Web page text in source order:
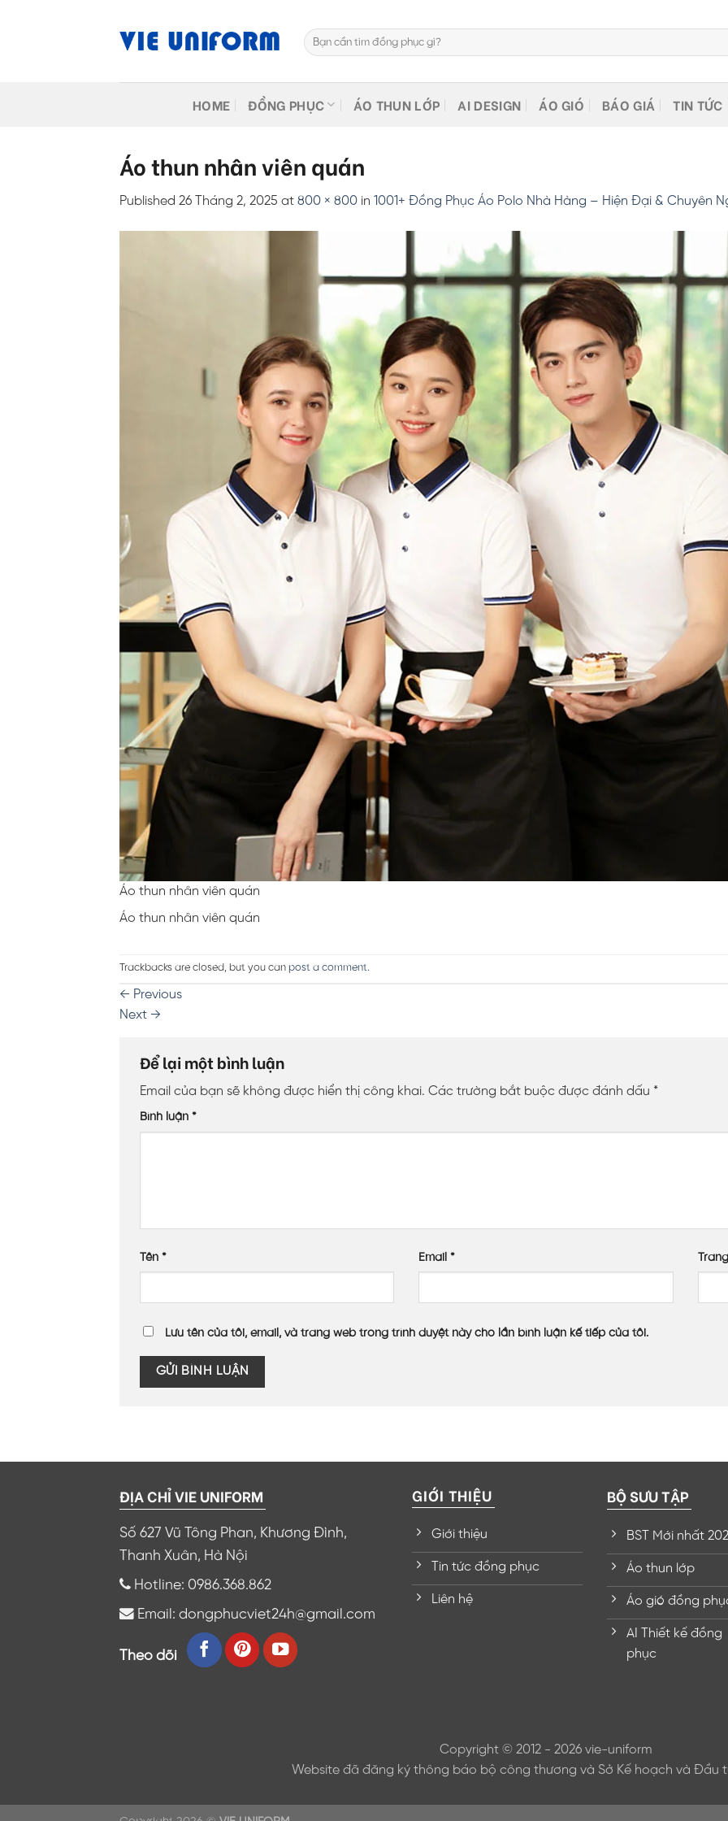
Tìm
kiếm:
HOME ĐỒNG PHỤC ÁO THUN LỚP AI DESIGN ÁO GIÓ BÁO GIÁ TIN TỨC
Áo thun nhân viên quán
Published 26 Tháng 2, 2025 at 800 × 800 in 1001+ Đồng Phục Áo Polo Nhà Hàng – Hiện Đại & Chuyên
Áo thun nhân viên quán
Áo thun nhân viên quán
Trackbacks are closed, but you can post a comment.
← Previous
Next →
Để lại một bình luận
Email của bạn sẽ không được hiển thị công khai. Các trường bắt buộc được đánh dấu *
Bình luận *
Tên * Email*
Lưu tên của tôi, email, và trang web trong trình duyệt này cho lần bình luận kế tiếp của tôi.
ĐỊA CHỈ VIE UNIFORM
Số 627 Vũ Tông Phan, Khương Đình,
Thanh Xuân, Hà Nội
Hotline: 0986.368.862
Email: dongphucviet24h@gmail.com
Theo dõi
GIỚI THIỆU
Giới thiệu
Tin tức đồng phục
Liên hệ
BỘ SƯU TẬP
BST Mới nhất
Áo thun lớp
Áo gió đồng
AI Thiết kế đồng
phục
Copyright © 2012 - 2026 vie-uniform
Website đã đăng ký thông báo bộ công thương và Sở Kế hoạch và Đầu